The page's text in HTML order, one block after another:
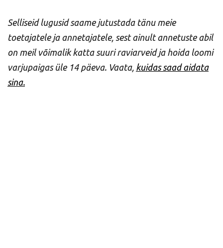
Selliseid lugusid saame jutustada tänu meie
toetajatele ja annetajatele, sest ainult annetuste abil
on meil võimalik katta suuri raviarveid ja hoida loomi
varjupaigas üle 14 päeva. Vaata, kuidas saad aidata
sina.